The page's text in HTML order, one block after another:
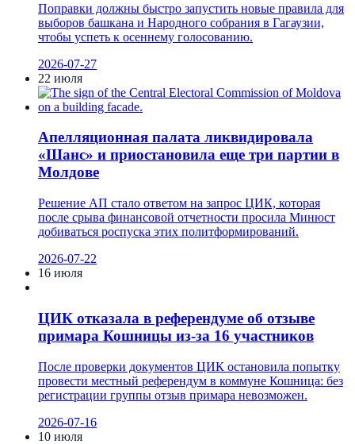
Поправки должны быстро запустить новые правила для
выборов башкана и Народного собрания в Гагаузии,
чтобы успеть к осеннему голосованию.
2026-07-27
22 июля
Апелляционная палата ликвидировала
«Шанс» и приостановила еще три партии в
Молдове
Решение АП стало ответом на запрос ЦИК, которая
после срыва финансовой отчетности просила Минюст
добиваться роспуска этих политформирований.
2026-07-22
16 июля
ЦИК отказала в референдуме об отзыве
примара Кошницы из-за 16 участников
После проверки документов ЦИК остановила попытку
провести местный референдум в коммуне Кошница: без
регистрации группы отзыв примара невозможен.
2026-07-16
10 июля